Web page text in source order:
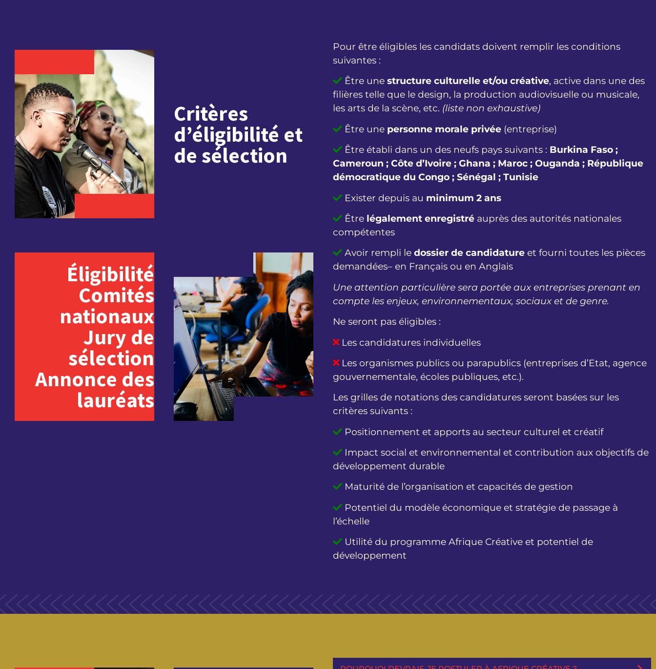
Critères
d’éligibilité et
de sélection
Éligibilité
Comités
nationaux
Jury de
sélection
Annonce des
lauréats
Pour être éligibles les candidats doivent remplir les conditions
suivantes :
Être une structure culturelle et/ou créative, active dans une des
filières telle que le design, la production audiovisuelle ou musicale,
les arts de la scène, etc. (liste non exhaustive)
Être une personne morale privée (entreprise)
Être établi dans un des neufs pays suivants : Burkina Faso ;
Cameroun ; Côte d’Ivoire ; Ghana ; Maroc ; Ouganda ; République
démocratique du Congo ; Sénégal ; Tunisie
Exister depuis au minimum 2 ans
Être légalement enregistré auprès des autorités nationales
compétentes
Avoir rempli le dossier de candidature et fourni toutes les pièces
demandées– en Français ou en Anglais
Une attention particulière sera portée aux entreprises prenant en
compte les enjeux, environnementaux, sociaux et de genre.
Ne seront pas éligibles :
Les candidatures individuelles
Les organismes publics ou parapublics (entreprises d’Etat, agence
gouvernementale, écoles publiques, etc.).
Les grilles de notations des candidatures seront basées sur les
critères suivants :
Positionnement et apports au secteur culturel et créatif
Impact social et environnemental et contribution aux objectifs de
développement durable
Maturité de l’organisation et capacités de gestion
Potentiel du modèle économique et stratégie de passage à
l’échelle
Utilité du programme Afrique Créative et potentiel de
développement